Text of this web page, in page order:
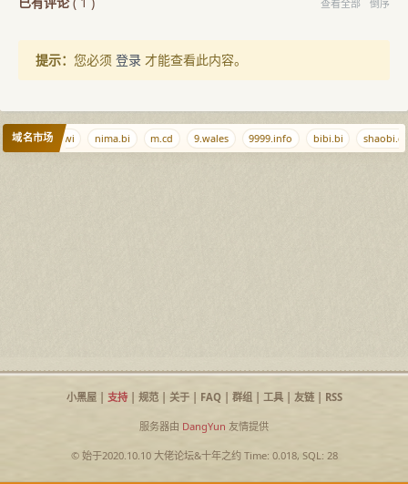
查看全部 倒序
提示： 您必须 登录 才能查看此内容。
域名市场b.kiwi nima.bi m.cd 9.wales 9999.info bibi.bi
小黑屋| 支持| 规范| 关于| FAQ| 群组| 工具| 友链| RSS
服务器由 DangYun 友情提供
© 始于2020.10.10 大佬论坛&十年之约Time: 0.018, SQL: 28